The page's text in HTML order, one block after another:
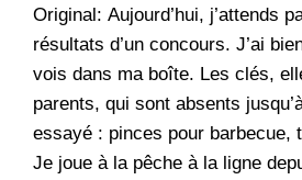
Original: Aujourd’hui, j’attends
résultats d’un concours. J’ai
vois dans ma boîte. Les clés,
parents, qui sont absents
essayé : pinces pour barbecue,
Je joue à la pêche à la ligne